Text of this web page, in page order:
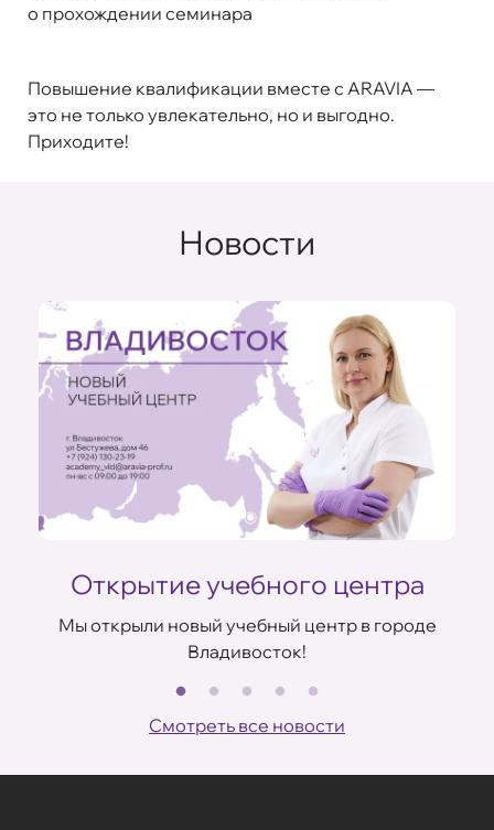
о прохождении семинара
Повышение квалификации вместе с ARAVIA —
это не только увлекательно, но и выгодно.
Приходите!
Новости
Открытие учебного центра
Мы открыли новый учебный центр в городе
Владивосток!
Смотреть все новости